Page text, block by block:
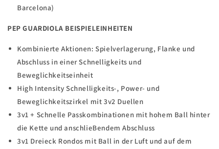
Barcelona)
PEP GUARDIOLA BEISPIELEINHEITEN
Kombinierte Aktionen: Spielverlagerung, Flanke und
Abschluss in einer Schnelligkeits und
Beweglichkeitseinheit
High Intensity Schnelligkeits-, Power- und
Beweglichkeitszirkel mit 3v2 Duellen
3v1 + Schnelle Passkombinationen mit hohem Ball hinter
die Kette und anschlieBendem Abschluss
3v1 Dreieck Rondos mit Ball in der Luft und auf dem